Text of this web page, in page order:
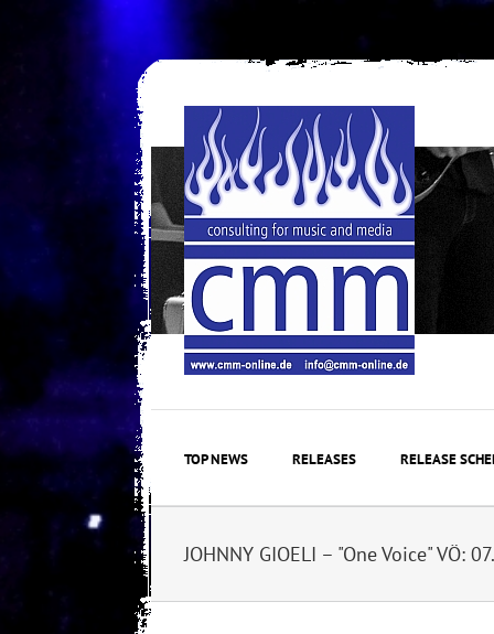
TOP NEWS RELEASES RELEASE
JOHNNY GIOELI – "One Voice" VÖ: